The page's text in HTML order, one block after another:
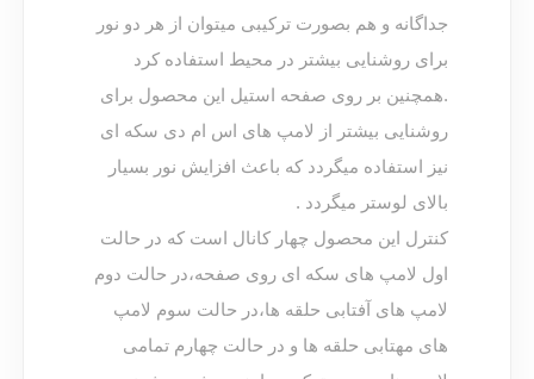
جداگانه و هم بصورت ترکیبی میتوان از هر دو نور
برای روشنایی بیشتر در محیط استفاده کرد
.همچنین بر روی صفحه استیل این محصول برای
روشنایی بیشتر از لامپ های اس ام دی سکه ای
نیز استفاده میگردد که باعث افزایش نور بسیار
بالای لوستر میگردد .
کنترل این محصول چهار کانال است که در حالت
اول لامپ های سکه ای روی صفحه،در حالت دوم
لامپ های آفتابی حلقه ها،در حالت سوم لامپ
های مهتابی حلقه ها و در حالت چهارم تمامی